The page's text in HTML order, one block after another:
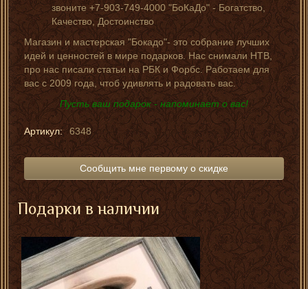
звоните +7-903-749-4000 "БоКаДо" - Богатство,
Качество, Достоинство
Магазин и мастерская "Бокадо"- это собрание лучших
идей и ценностей в мире подарков. Нас снимали НТВ,
про нас писали статьи на РБК и Форбс. Работаем для
вас с 2009 года, чтоб удивлять и радовать вас.
Пусть ваш подарок - напоминает о вас!
Артикул: 6348
Сообщить мне первому о скидке
Подарки в наличии